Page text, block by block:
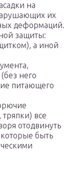
на
их
деформаций.
защиты:
а иной
него
питающего
все
отодвинуть
быть